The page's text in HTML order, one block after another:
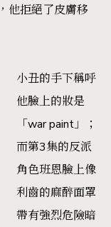
他拒絕了皮膚移
小丑的手下稱呼
他臉上的妝是
「war paint」；
而第3集的反派
角色班恩臉上像
利齒的麻醉面罩
帶有強烈危險暗